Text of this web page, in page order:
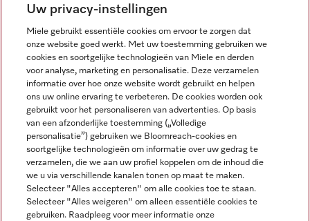
Disclaimer
Algemene voorwaarden en informatie
Privacybeleid
Miele op Instagram
Miele op Facebook
Miele op Youtube
Uw privacy-instellingen
Miele gebruikt essentiële cookies om ervoor te zorgen dat
onze website goed werkt. Met uw toestemming gebruiken we
cookies en soortgelijke technologieën van Miele en derden
voor analyse, marketing en personalisatie. Deze verzamelen
informatie over hoe onze website wordt gebruikt en helpen
ons uw online ervaring te verbeteren. De cookies worden ook
gebruikt voor het personaliseren van advertenties. Op basis
van een afzonderlijke toestemming („Volledige
personalisatie”) gebruiken we Bloomreach-cookies en
soortgelijke technologieën om informatie over uw gedrag te
verzamelen, die we aan uw profiel koppelen om de inhoud die
we u via verschillende kanalen tonen op maat te maken.
Selecteer "Alles accepteren" om alle cookies toe te staan.
Selecteer "Alles weigeren" om alleen essentiële cookies te
gebruiken. Raadpleeg voor meer informatie onze